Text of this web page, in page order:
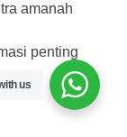
amanah
penting
us